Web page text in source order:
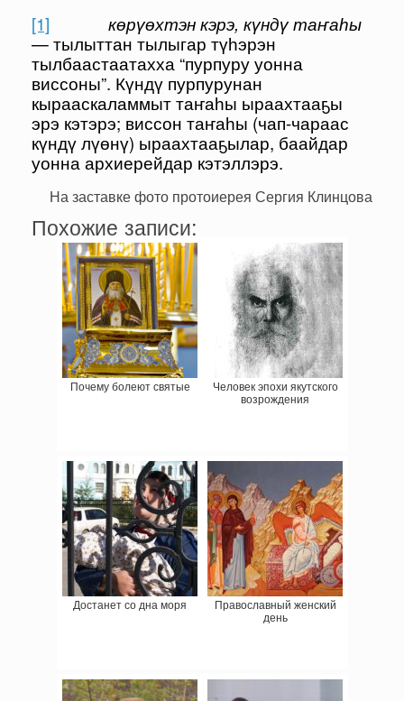
[1]
көрүөхтэн кэрэ, күндү таҥаһы
— тылыттан тылыгар түһэрэн
тылбаастаатахха “пурпуру уонна
виссоны”. Күндү пурпурунан
кырааскаламмыт таҥаһы ыраахтааҕы
эрэ кэтэрэ; виссон таҥаһы (чап-чараас
күндү лүөнү) ыраахтааҕылар, баайдар
уонна архиерейдар кэтэллэрэ.
На заставке фото протоиерея Сергия Клинцова
Похожие записи:
Почему болеют святые
Человек эпохи якутского
возрождения
Достанет со дна моря
Православный женский
день